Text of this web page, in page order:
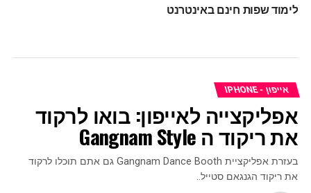
לימוד שפות חינם באינטרנט
אייפון - IPHONE
אפליקצייה לאייפון: בואו לרקוד
את ריקוד ה Gangnam Style
בעזרת אפליקציית Gangnam Dance Booth גם אתם תוכלו לרקוד
את ריקוד הגנגאם סטייל..